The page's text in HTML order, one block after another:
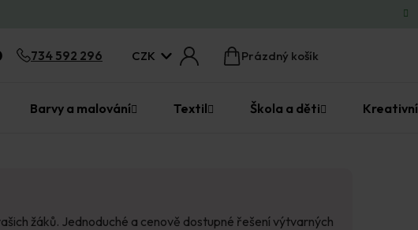
CZK
Nákupní
Prázdný košík
734 592 296
Barvy a malování Textil Škola a děti
žáků. Jednoduché a cenově dostupné řešení výtvarných